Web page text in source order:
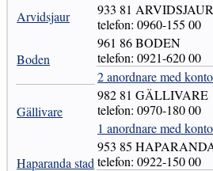
Arvidsjaur
933 81 ARVIDSJAUR
telefon: 0960-155 00
Boden
961 86 BODEN
telefon: 0921-620 00
2 anordnare med
Gällivare
982 81 GÄLLIVARE
telefon: 0970-180 00
1 anordnare med
Haparanda stad
953 85
telefon: 0922-150 00